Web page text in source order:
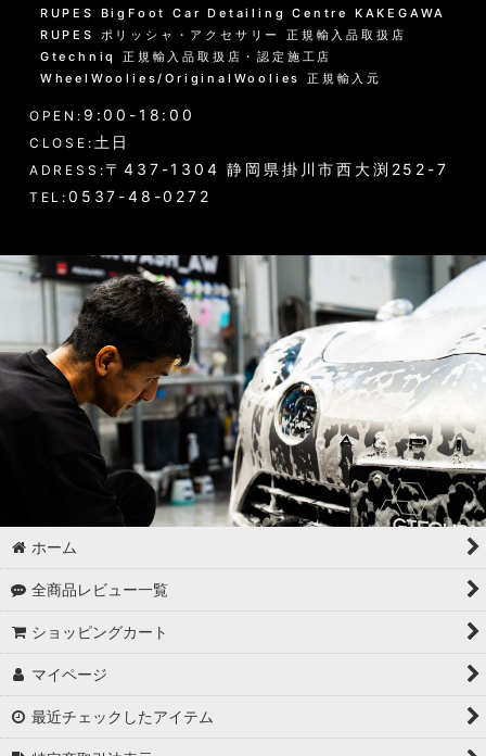
PHリフレッシュシャンプー洗車
黒い筋状の水垢・古い保護層
ホイール・タイヤの洗浄
エンジンルーム・タイヤハウスなど
ドア・トランクの内側（インナー）の洗浄
ゴムパーツの洗浄
各パーツの脱脂
02 -------------------
ボディコーティング（通常カラー）
ボディコーティング（マットカラー）
アルミホイールコーティング（クリアーコートなし アルミ素地
）
アルミホイールコーティング（メッキ・スパッタリング）
アルミホイールコーティング（艶消〜半艶 マットカラー）
アルミホイールコーティング（クリアーなし ソリッドカラー塗
RUPES BigFoot Car Detailing Centre KAKEGAWA
RUPES ポリッシャ・アクセサリー 正規輸入品取扱店
Gtechniq 正規輸入品取扱店・認定施工店
WheelWoolies/OriginalWoolies 正規輸入元
OPEN: 9:00-18:00
CLOSE: 土日
ADRESS: 〒437-1304 静岡県掛川市西大渕252-7
TEL: 0537-48-0272
ホーム
全商品レビュー一覧
ショッピングカート
マイページ
最近チェックしたアイテム